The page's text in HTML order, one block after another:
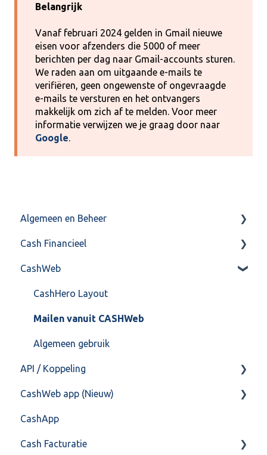
Belangrijk
Vanaf februari 2024 gelden in Gmail nieuwe
eisen voor afzenders die 5000 of meer
berichten per dag naar Gmail-accounts sturen.
We raden aan om uitgaande e-mails te
verifiëren, geen ongewenste of ongevraagde
e-mails te versturen en het ontvangers
makkelijk om zich af te melden. Voor meer
informatie verwijzen we je graag door naar
Google.
Algemeen en Beheer
Bank(koppeling)
Import/Export
Postbus
Training & Consultancy
Overig
Cash Financieel
Boekhoud
Fiscaal
Overig
CashWeb
CashHero Layout
Mailen vanuit CASHWeb
Algemeen gebruik
API / Koppeling
Algemeen
Api 3.0 (SOAP API)
API 4.0 (REST API)
CashWeb app (Nieuw)
Veel gestelde vragen
CashApp
Cash Facturatie